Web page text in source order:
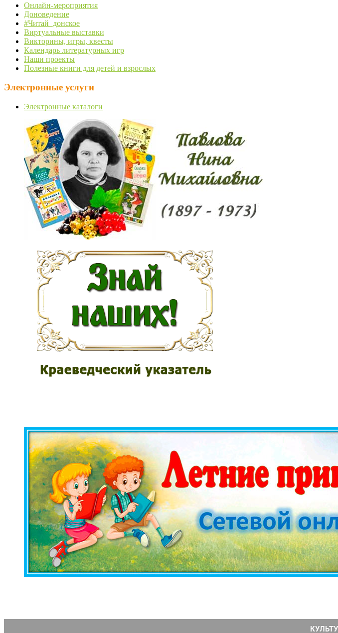
Онлайн-мероприятия
Доноведение
#Читай_донское
Виртуальные выставки
Викторины, игры, квесты
Календарь литературных игр
Наши проекты
Полезные книги для детей и взрослых
Электронные услуги
Электронные каталоги